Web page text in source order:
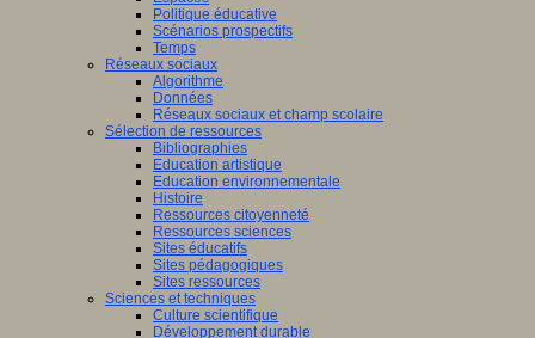
Politique éducative
Scénarios prospectifs
Temps
Réseaux sociaux
Algorithme
Données
Réseaux sociaux et champ scolaire
Sélection de ressources
Bibliographies
Education artistique
Education environnementale
Histoire
Ressources citoyenneté
Ressources sciences
Sites éducatifs
Sites pédagogiques
Sites ressources
Sciences et techniques
Culture scientifique
Développement durable